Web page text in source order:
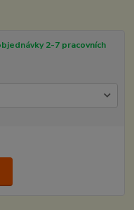
2-7 pracovních